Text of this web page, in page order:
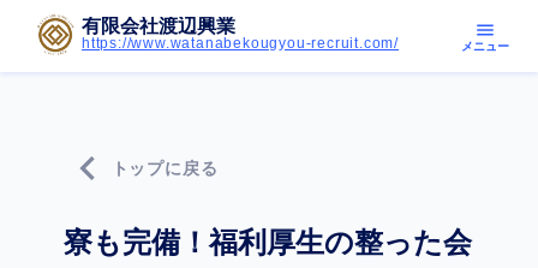
有限会社渡辺興業
https://www.watanabekougyou-recruit.com/
menu
メニュー
chevron_left トップに戻る
寮も完備！福利厚生の整った会